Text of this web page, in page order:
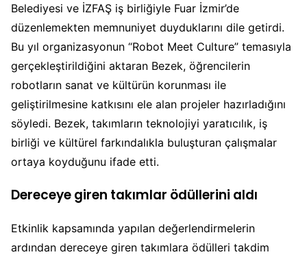
Belediyesi ve İZFAŞ iş birliğiyle Fuar İzmir’de
düzenlemekten memnuniyet duyduklarını dile getirdi.
Bu yıl organizasyonun “Robot Meet Culture” temasıyla
gerçekleştirildiğini aktaran Bezek, öğrencilerin
robotların sanat ve kültürün korunması ile
geliştirilmesine katkısını ele alan projeler hazırladığını
söyledi. Bezek, takımların teknolojiyi yaratıcılık, iş
birliği ve kültürel farkındalıkla buluşturan çalışmalar
ortaya koyduğunu ifade etti.
Dereceye giren takımlar ödüllerini aldı
Etkinlik kapsamında yapılan değerlendirmelerin
ardından dereceye giren takımlara ödülleri takdim